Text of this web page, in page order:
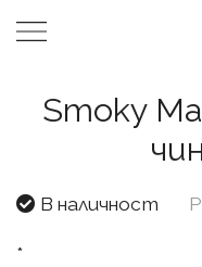
Smoky
В наличност
*